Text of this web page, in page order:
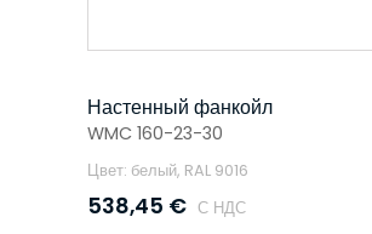
Настенный фанкойл
WMC 160-23-30
Цвет: белый, RAL 9016
538,45 € С НДС